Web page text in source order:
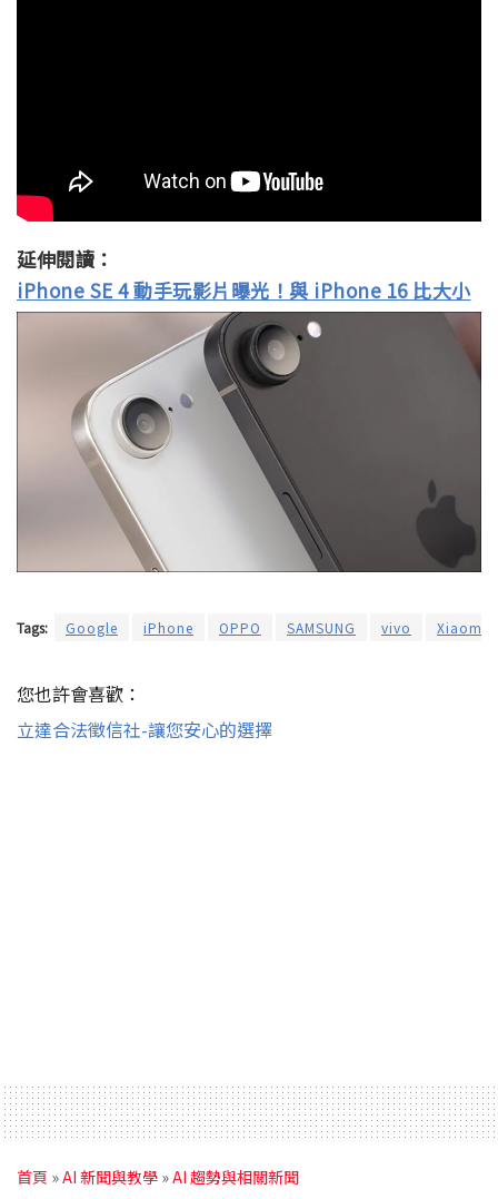
延伸閱讀：
iPhone SE 4 動手玩影片曝光！與 iPhone 16 比大小
Tags: Google iPhone OPPO SAMSUNG vivo Xiaomi
您也許會喜歡：
立達合法徵信社-讓您安心的選擇
首頁 »AI 新聞與教學 »AI 趨勢與相關新聞